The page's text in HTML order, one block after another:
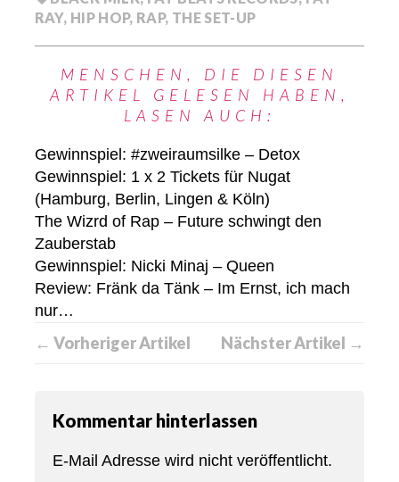
RAY, HIP HOP, RAP, THE SET-UP
MENSCHEN, DIE DIESEN
ARTIKEL GELESEN HABEN,
LASEN AUCH:
Gewinnspiel: #zweiraumsilke – Detox
Gewinnspiel: 1 x 2 Tickets für Nugat
(Hamburg, Berlin, Lingen & Köln)
The Wizrd of Rap – Future schwingt den
Zauberstab
Gewinnspiel: Nicki Minaj – Queen
Review: Fränk da Tänk – Im Ernst, ich mach
nur…
← Vorheriger Artikel Nächster Artikel →
Kommentar hinterlassen
E-Mail Adresse wird nicht veröffentlicht.